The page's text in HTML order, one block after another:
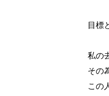
目標
私の
その
この